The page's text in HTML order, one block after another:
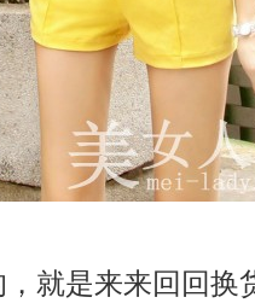
就是来来回回换